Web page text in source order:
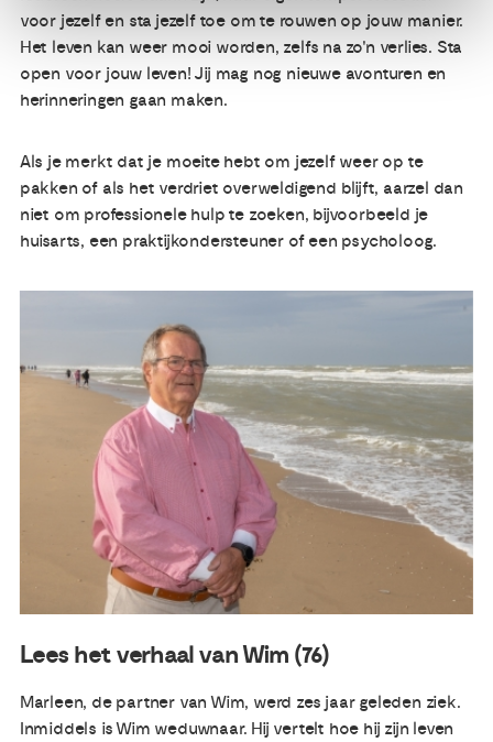
voor jezelf en sta jezelf toe om te rouwen op jouw manier.
Het leven kan weer mooi worden, zelfs na zo'n verlies. Sta
open voor jouw leven! Jij mag nog nieuwe avonturen en
herinneringen gaan maken.
Als je merkt dat je moeite hebt om jezelf weer op te
pakken of als het verdriet overweldigend blijft, aarzel dan
niet om professionele hulp te zoeken, bijvoorbeeld je
huisarts, een praktijkondersteuner of een psycholoog.
Lees het verhaal van Wim (76)
Marleen, de partner van Wim, werd zes jaar geleden ziek.
Inmiddels is Wim weduwnaar. Hij vertelt hoe hij zijn leven